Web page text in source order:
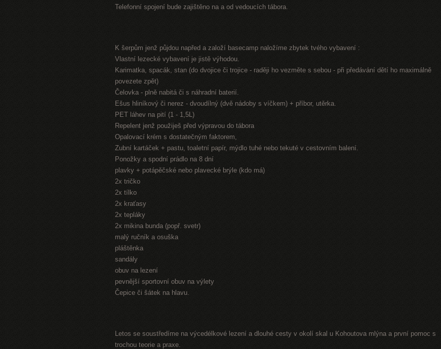
Telefonní spojení bude zajištěno na a od vedoucích tábora.
K šerpům jenž půjdou napřed a založí basecamp naložíme zbytek tvého vybavení :
Vlastní lezecké vybavení je jistě výhodou.
Karimatka, spacák, stan (do dvojice či trojice - raději ho vezměte s sebou - při předávání dětí ho maximálně
povezete zpět)
Čelovka - plně nabitá či s náhradní baterií.
Ešus hliníkový či nerez - dvoudílný (dvě nádoby s víčkem) + příbor, utěrka.
PET láhev na pití (1 - 1,5L)
Repelent jenž použiješ před výpravou do tábora
Opalovací krém s dostatečným faktorem,
Zubní kartáček + pastu, toaletní papír, mýdlo tuhé nebo tekuté v cestovním balení.
Ponožky a spodní prádlo na 8 dní
plavky + potápěčské nebo plavecké brýle (kdo má)
2x tričko
2x tílko
2x kraťasy
2x tepláky
2x mikina bunda (popř. svetr)
malý ručník a osuška
pláštěnka
sandály
obuv na lezení
pevnější sportovní obuv na výlety
Čepice či šátek na hlavu.
Letos se soustředíme na výcedélkové lezení a dlouhé cesty v okolí skal u Kohoutova mlýna a první pomoc s
trochou teorie a praxe.